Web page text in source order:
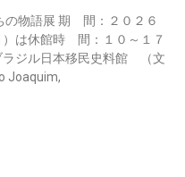
の物語展 期 間：２０２６
は休館時 間：１０～１７
ジル日本移民史料館 （文